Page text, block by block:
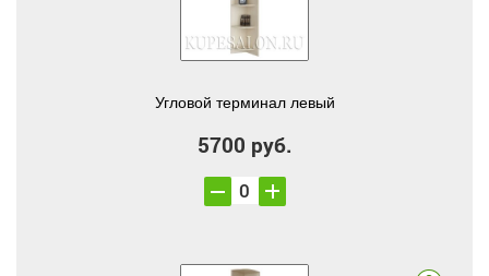
Угловой терминал левый
5700 руб.